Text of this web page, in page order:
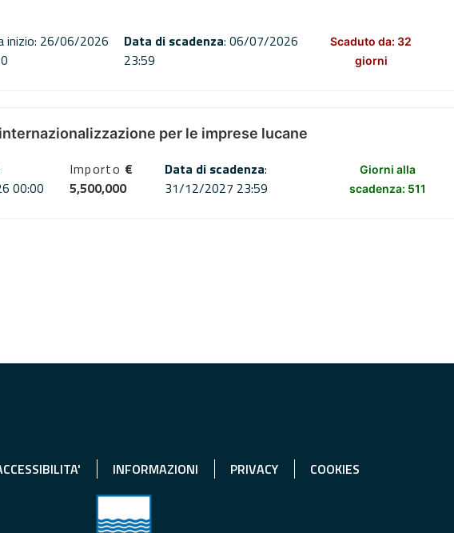
inizio: 26/06/2026
Data di scadenza: 06/07/2026
23:59
Scaduto da: 32
giorni
per le imprese lucane
00:00
Importo €
5,500,000
Data di scadenza:
31/12/2027 23:59
Giorni alla
scadenza: 511
INFORMAZIONI PRIVACY COOKIES